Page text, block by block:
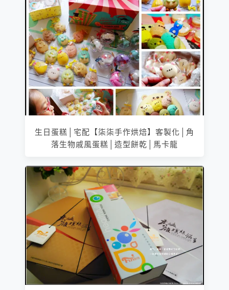
生日蛋糕│宅配【柒柒手作烘焙】客製化│角
落生物戚風蛋糕│造型餅乾│馬卡龍